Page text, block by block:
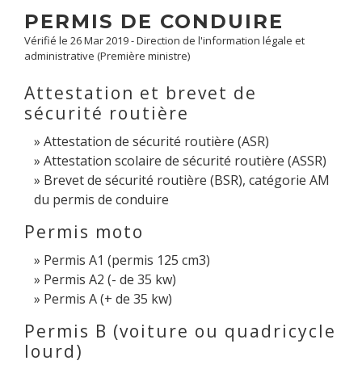
PERMIS DE CONDUIRE
Vérifié le 26 Mar 2019 - Direction de l'information légale et
administrative (Première ministre)
Attestation et brevet de
sécurité routière
Attestation de sécurité routière (ASR)
Attestation scolaire de sécurité routière (ASSR)
Brevet de sécurité routière (BSR), catégorie AM
du permis de conduire
Permis moto
Permis A1 (permis 125 cm3)
Permis A2 (- de 35 kw)
Permis A (+ de 35 kw)
Permis B (voiture ou quadricycle
lourd)